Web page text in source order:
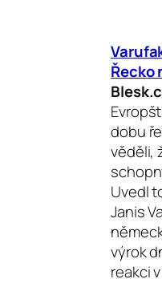
Řecko
dobu
věděli,
Uvedl
Janis
výrok
reakci